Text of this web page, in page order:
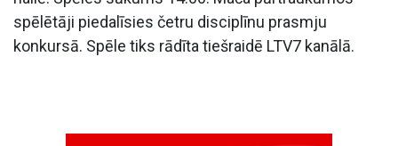
spēlētāji piedalīsies četru disciplīnu prasmju
konkursā. Spēle tiks rādīta tiešraidē LTV7 kanālā.